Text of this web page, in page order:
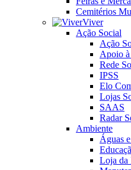
Cemitérios
Viver
Ação Social
Ação
Apoio
Rede
IPSS
Elo
Lojas
SAAS
Radar
Ambiente
Águas
Loja da